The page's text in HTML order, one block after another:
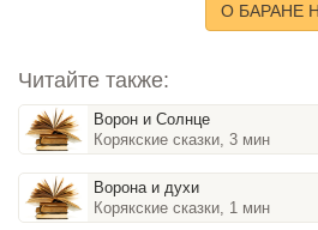
О БАРАНЕ
Читайте также:
Ворон и Солнце
Корякские сказки, 3 мин
Ворона и духи
Корякские сказки, 1 мин